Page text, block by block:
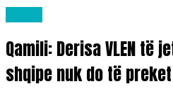
Qamili: Derisa VLEN të
shqipe nuk do të preket